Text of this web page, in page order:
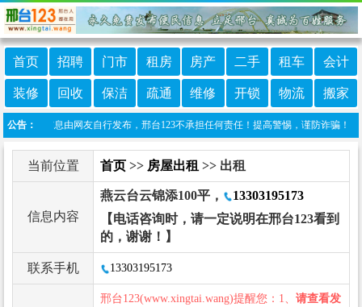
首页 招聘 门市 租房 房产 二手 租车 会计
装修 回收 保洁 疏通 维修 开锁 物流 搬家
公告：
本栏目信息由网友自行发布，邢台123不承担任何责任！提高警惕，谨防诈骗！做
当前位置 首页 >> 房屋出租 >> 出租
信息内容
燕云台云锦添100平，
13303195173
【电话咨询时，请一定说明在邢台123看到
的，谢谢！】
联系手机 13303195173
邢台123(www.xingtai.wang)提醒您：1、 请查看发